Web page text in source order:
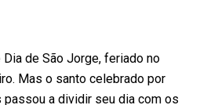
de São Jorge, feriado no
Mas o santo celebrado por
a dividir seu dia com os